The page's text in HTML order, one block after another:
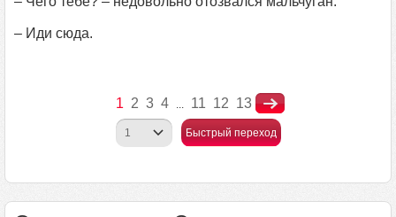
– Иди сюда.
1 2 3 4 ... 11 12 13
Быстрый переход